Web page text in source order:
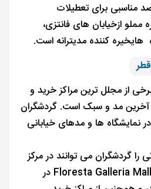
مناسبی برای تعطیلات
ازخیابان های فانتزی،
کننده مدیترانه است.
از مجلل ترین مراکز خرید و
آخرین مد و سبک است. گردشگران
در نمایشگاه ها و مدهای خیابانی
را گردشگران می توانند در مرکز
خرید Giardino Mall و Floresta Galleria Mall در